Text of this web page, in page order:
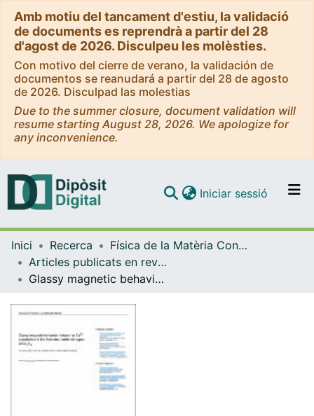
Amb motiu del tancament d'estiu, la validació
de documents es reprendrà a partir del 28
d'agost de 2026. Disculpeu les molèsties.
Con motivo del cierre de verano, la validación de
documentos se reanudará a partir del 28 de agosto
de 2026. Disculpad las molestias
Due to the summer closure, document validation will
resume starting August 28, 2026. We apologize for
any inconvenience.
Navega per tot el DD
Com publicar
Iniciar sessió (current)
Inici Recerca
Física de la Matèria Condensada
Articles publicats en revistes (Física de la Matèria Condensada)
Glassy magnetic behavior induced by Cu2+ substitution in the frustrated antiferromagnet ZnCr2O4